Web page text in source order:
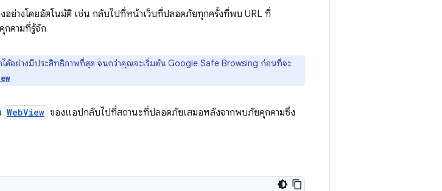
อย่างโดยอัตโนมัติ เช่น กลับไปที่หน้าเว็บที่ปลอดภัยทุกครั้งที่พบ URL ที่
กคามที่รู้จัก
ด้อย่างมีประสิทธิภาพที่สุด จนกว่าคุณจะเริ่มต้น Google Safe Browsing ก่อนที่จะ
WebView ของแอปกลับไปที่สถานะที่ปลอดภัยเสมอหลังจากพบภัยคุกคามซึ่ง